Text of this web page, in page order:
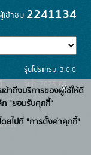
ข้าชม 2241134
าค
รุ่นโปรแกรม: 3.0.0
วันที่: 2025-06-
26
ข้าถึงบริการของผู้ใช้ให้ดี
ก "ยอมรับคุกกี้"
ยไปที่ "การตั้งค่าคุกกี้"
x